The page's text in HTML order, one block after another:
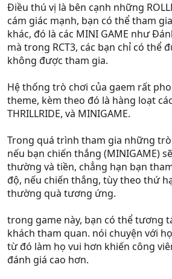
Điều thú vị là bên cạnh những
cám giác mạnh, bạn có thể tham
khác, đó là các MINI GAME như
mà trong RCT3, các bạn chỉ có thể
không được tham gia.
Hệ thống trò chơi của gaem rất
theme, kèm theo đó là hàng loạt các
THRILLRIDE, và MINIGAME.
Trong quá trình tham gia những
nếu bạn chiến thắng (MINIGAME)
thường và tiền, chẳng hạn bạn
độ, nếu chiến thắng, tùy theo thứ
thường quà tương ứng.
trong game này, bạn có thể tương
khách tham quan. nói chuyện với
từ đó làm họ vui hơn khiến công
đánh giá cao hơn.